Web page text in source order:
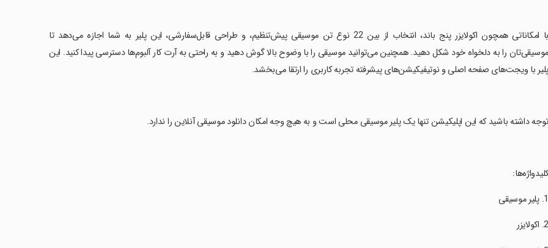
‏با امکاناتی همچون اکولایزر پنج باند، انتخاب از بین 22 نوع تن موسیقی پیش‌تنظیم، و طراحی قابل‌سفارشی، این پلیر به شما اجازه می‌دهد تا
موسیقی‌تان را به دلخواه خود شکل دهید. همچنین می‌توانید موسیقی را با وضوح بالا گوش دهید و به راحتی به آرت کار آلبوم‌ها دسترسی پیدا کنید. این
پلیر با ویجت‌های صفحه اصلی و نوتیفیکیشن‌های پیشرفته تجربه کاربری را ارتقا می‌بخشد.
‏توجه داشته باشید که این اپلیکیشن تنها یک پلیر موسیقی محلی است و به هیچ وجه امکان دانلود موسیقی آنلاین را ندارد.
‏کلیدواژه‌ها: